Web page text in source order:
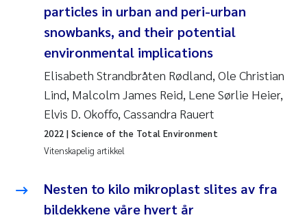
particles in urban and peri-urban
snowbanks, and their potential
environmental implications
Elisabeth Strandbråten Rødland, Ole Christian
Lind, Malcolm James Reid, Lene Sørlie Heier,
Elvis D. Okoffo, Cassandra Rauert
Vitenskapelig artikkel
2022 | Science of the Total Environment
Nesten to kilo mikroplast slites av fra
bildekkene våre hvert år